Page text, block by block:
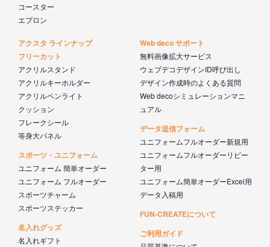
コースター
エプロン
アクスタ ラインナップ
フリーカット
アクリルスタンド
アクリルキーホルダー
アクリルペンライト
クッション
フレークシール
等身大パネル
スポーツ・ユニフォーム
ユニフォーム 簡単オーダー
ユニフォーム フルオーダー
スポーツチャーム
スポーツステッカー
名入れグッズ
名入れギフト
Web deco サポート
無料画像拡大サービス
ウェブデコデザインID呼び出し
デザイン作成時のよくある質問
Web decoシミュレーションマニ
ュアル
データ送信フォーム
ユニフォームフルオーダー新規用
ユニフォームフルオーダーリピー
ター用
ユニフォーム簡単オーダーExcel用
データ入稿用
FUN-CREATEについて
ご利用ガイド